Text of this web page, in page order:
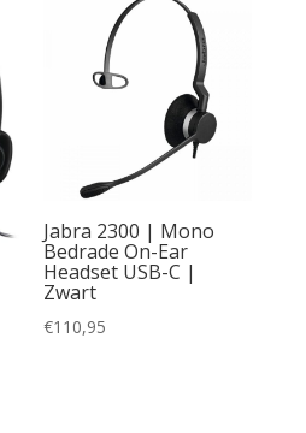
Jabra 2300 | Mono
Bedrade On-Ear
Headset USB-C |
Zwart
€110,95